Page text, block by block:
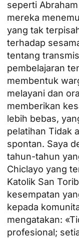
seperti
mereka
yang tak
terhadap
tentang
pembelajaran
membentuk
melayani dan
memberikan
lebih bebas,
pelatihan Tidak
spontan. Saya
tahun-tahun
Chiclayo yang
Katolik San
kesempatan
kepada
mengatakan:
profesional;